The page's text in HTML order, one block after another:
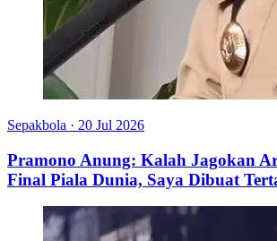
Sepakbola · 20 Jul 2026
Pramono Anung: Kalah Jagokan
Final Piala Dunia, Saya Dibuat